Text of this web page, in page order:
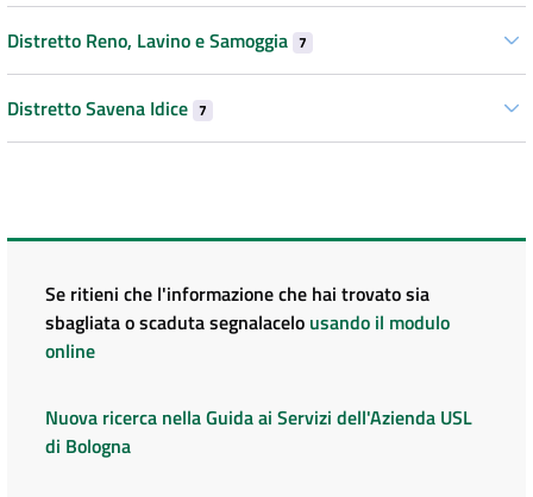
Distretto Reno, Lavino e Samoggia 7
Distretto Savena Idice 7
Se ritieni che l'informazione che hai trovato sia
sbagliata o scaduta segnalacelo usando il modulo
online
Nuova ricerca nella Guida ai Servizi dell'Azienda USL
di Bologna